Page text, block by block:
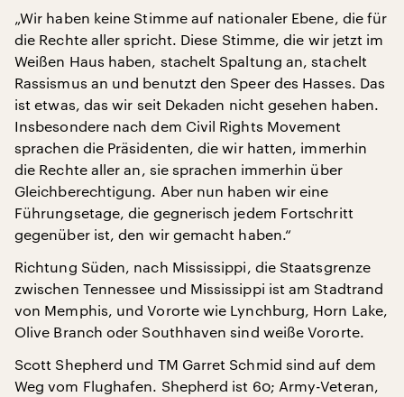
„Wir haben keine Stimme auf nationaler Ebene, die für
die Rechte aller spricht. Diese Stimme, die wir jetzt im
Weißen Haus haben, stachelt Spaltung an, stachelt
Rassismus an und benutzt den Speer des Hasses. Das
ist etwas, das wir seit Dekaden nicht gesehen haben.
Insbesondere nach dem Civil Rights Movement
sprachen die Präsidenten, die wir hatten, immerhin
die Rechte aller an, sie sprachen immerhin über
Gleichberechtigung. Aber nun haben wir eine
Führungsetage, die gegnerisch jedem Fortschritt
gegenüber ist, den wir gemacht haben.“
Richtung Süden, nach Mississippi, die Staatsgrenze
zwischen Tennessee und Mississippi ist am Stadtrand
von Memphis, und Vororte wie Lynchburg, Horn Lake,
Olive Branch oder Southhaven sind weiße Vororte.
Scott Shepherd und TM Garret Schmid sind auf dem
Weg vom Flughafen. Shepherd ist 60; Army-Veteran,